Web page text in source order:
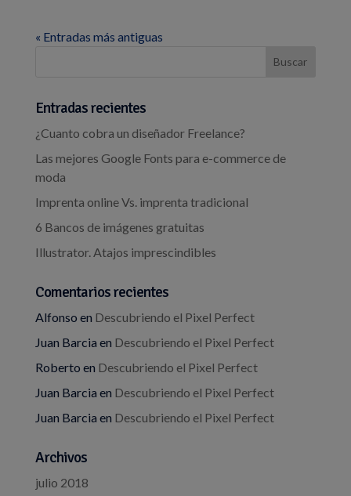
« Entradas más antiguas
Entradas recientes
¿Cuanto cobra un diseñador Freelance?
Las mejores Google Fonts para e-commerce de
moda
Imprenta online Vs. imprenta tradicional
6 Bancos de imágenes gratuitas
Illustrator. Atajos imprescindibles
Comentarios recientes
Alfonso en Descubriendo el Pixel Perfect
Juan Barcia en Descubriendo el Pixel Perfect
Roberto en Descubriendo el Pixel Perfect
Juan Barcia en Descubriendo el Pixel Perfect
Juan Barcia en Descubriendo el Pixel Perfect
Archivos
julio 2018